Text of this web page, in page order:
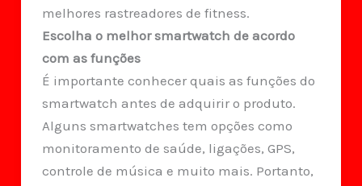
melhores rastreadores de fitness.
Escolha o melhor smartwatch de acordo
com as funções
É importante conhecer quais as funções do
smartwatch antes de adquirir o produto.
Alguns smartwatches tem opções como
monitoramento de saúde, ligações, GPS,
controle de música e muito mais. Portanto,